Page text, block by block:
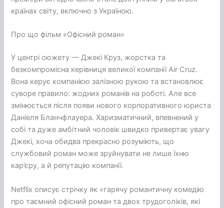
країнах світу, включно з Україною.
Про що фільм «Офісний роман»
У центрі сюжету — Джекі Круз, жорстка та
безкомпромісна керівниця великої компанії Air Cruz.
Вона керує компанією залізною рукою та встановлює
суворе правило: жодних романів на роботі. Але все
змінюється після появи нового корпоративного юриста
Даніеля Бланчфлауера. Харизматичний, впевнений у
собі та дуже амбітний чоловік швидко привертає увагу
Джекі, хоча обидва прекрасно розуміють, що
службовий роман може зруйнувати не лише їхню
кар’єру, а й репутацію компанії.
Netflix описує стрічку як «гарячу романтичну комедію
про таємний офісний роман та двох трудоголіків, які